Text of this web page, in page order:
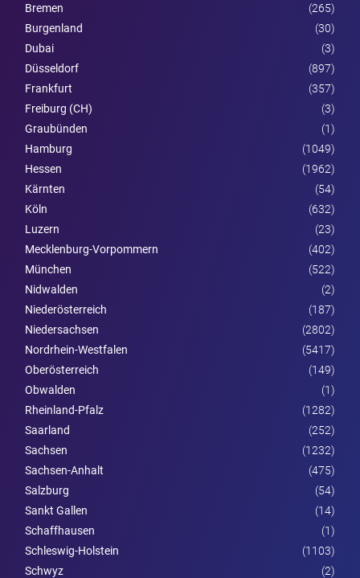
Bremen
(265)
Burgen­land
(30)
Dubai
(3)
Düsseldorf
(897)
Frankfurt
(357)
Freiburg (CH)
(3)
Graubünden
(1)
Hamburg
(1049)
Hessen
(1962)
Kärnten
(54)
Köln
(632)
Luzern
(23)
Mecklenburg-Vorpommern
(402)
München
(522)
Nidwalden
(2)
Nieder­österreich
(187)
Niedersachsen
(2802)
Nordrhein-Westfalen
(5417)
Ober­österreich
(149)
Obwalden
(1)
Rheinland-Pfalz
(1282)
Saarland
(252)
Sachsen
(1232)
Sachsen-Anhalt
(475)
Salzburg
(54)
Sankt Gallen
(14)
Schaffhausen
(1)
Schleswig-Holstein
(1103)
Schwyz
(2)